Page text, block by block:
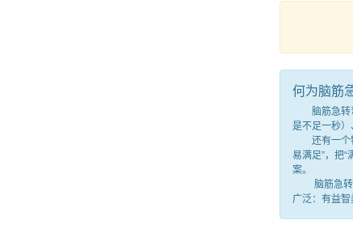
何为脑筋
脑筋急转弯
是不足一秒）
还有一个特
易满足”，把
案。
脑筋急转弯
广泛：有益